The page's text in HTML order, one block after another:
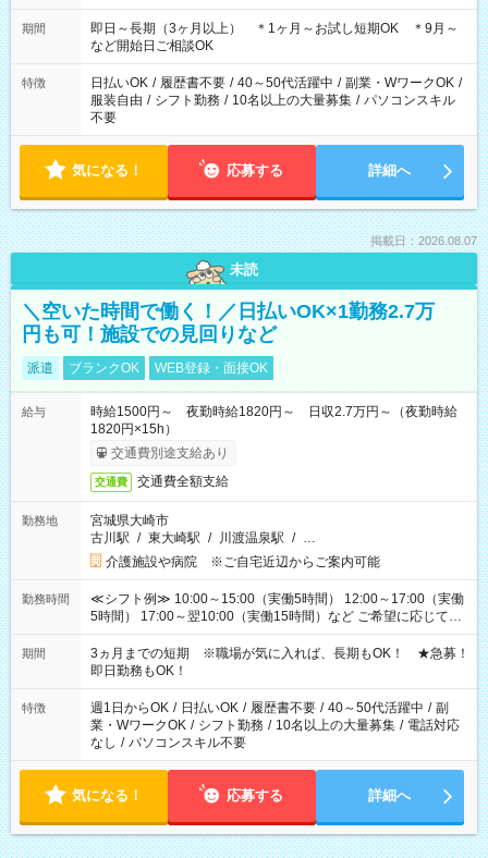
憩1ｈ） 10：00-19：00（実働8ｈ/休憩1ｈ） ●朝ゆっくり派
11：00-20：00（実働8ｈ/休憩1ｈ） 12：00-20：00（実働7ｈ/
休憩1ｈ） 12：00-21：00（実働8ｈ/休憩1ｈ） 13：00-22：
00（実働8ｈ/休憩1ｈ） ＊時間帯固定OK
期間
即日～長期（3ヶ月以上） ＊1ヶ月～お試し短期OK ＊9月～
など開始日ご相談OK
特徴 日払いOK / 履歴書不要 / 40～50代活躍中 / 副業・WワークOK /
服装自由 / シフト勤務 / 10名以上の大量募集 / パソコンスキル
不要
気になる！ 応募する 詳細へ
掲載日：2026.08.07
未読
＼空いた時間で働く！／日払いOK×1勤務2.7万
円も可！施設での見回りなど
派遣 ブランクOK WEB登録・面接OK
給与
時給1500円～ 夜勤時給1820円～ 日収2.7万円～（夜勤時給
1820円×15h）
交通費別途支給あり
交通費 交通費全額支給
勤務地
宮城県大崎市
古川駅 / 東大崎駅 / 川渡温泉駅 / …
介護施設や病院 ※ご自宅近辺からご案内可能
勤務時間
≪シフト例≫ 10:00～15:00（実働5時間） 12:00～17:00（実働
5時間） 17:00～翌10:00（実働15時間）など ご希望に応じて、
働く時間は調整できます！ お気軽に担当へ相談ください！
期間
3ヵ月までの短期 ※職場が気に入れば、長期もOK！ ★急募！
即日勤務もOK！
特徴 週1日からOK / 日払いOK / 履歴書不要 / 40～50代活躍中 / 副
業・WワークOK / シフト勤務 / 10名以上の大量募集 / 電話対応
なし / パソコンスキル不要
気になる！ 応募する 詳細へ